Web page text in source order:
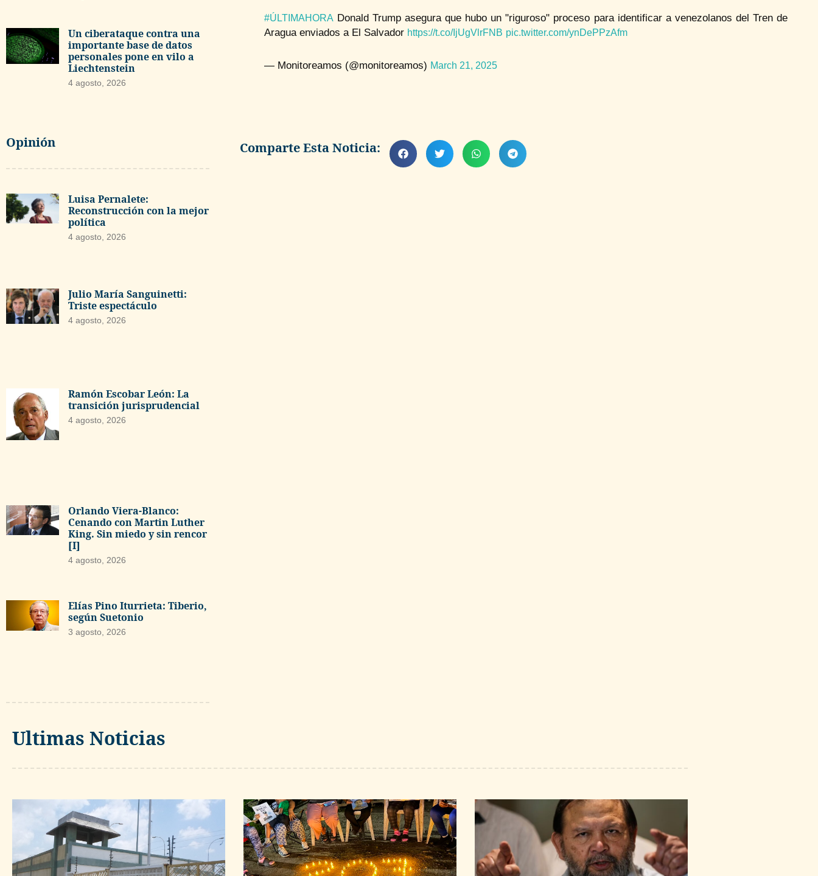
Un ciberataque contra una
importante base de datos
personales pone en vilo a
Liechtenstein
4 agosto, 2026
Opinión
Luisa Pernalete:
Reconstrucción con la mejor
política
4 agosto, 2026
Julio María Sanguinetti:
Triste espectáculo
4 agosto, 2026
Ramón Escobar León: La
transición jurisprudencial
4 agosto, 2026
Orlando Viera-Blanco:
Cenando con Martin Luther
King. Sin miedo y sin rencor
[I]
4 agosto, 2026
Elías Pino Iturrieta: Tiberio,
según Suetonio
3 agosto, 2026
#ÚLTIMAHORADonald Trump asegura que hubo un "riguroso" proceso para identificar a venezolanos del Tren de
Aragua enviados a El Salvador https://t.co/IjUgVlrFNB pic.twitter.com/ynDePPzAfm
— Monitoreamos (@monitoreamos) March 21, 2025
Comparte Esta Noticia:
Ultimas Noticias